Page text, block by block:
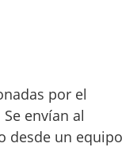
por el
envían al
desde un equipo